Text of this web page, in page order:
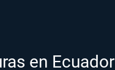
en Ecuador